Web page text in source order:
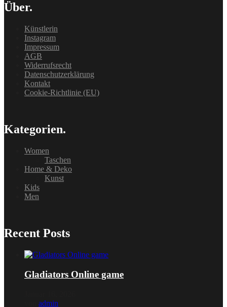
Über.
Künstlerin
Instagram
Impressum
AGB
Widerrufsrecht
Datenschutzerklärung
Kontakt
Cookie-Richtlinie (EU)
Kategorien.
Women
Taschen
Home & Deko
Kunst
Kids
Men
Recent Posts
Gladiators Online game
admin